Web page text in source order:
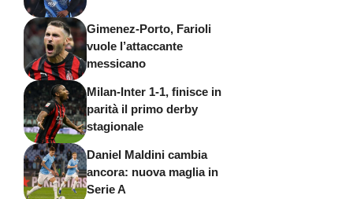
Gimenez-Porto, Farioli
vuole l’attaccante
messicano
Milan-Inter 1-1, finisce in
parità il primo derby
stagionale
Daniel Maldini cambia
ancora: nuova maglia in
Serie A